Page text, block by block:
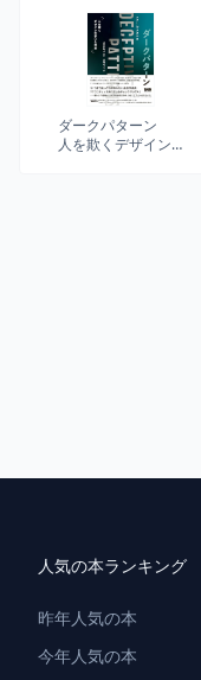
ダークパターン
人を欺くデザイン
人気の本ランキング
昨年人気の本
今年人気の本